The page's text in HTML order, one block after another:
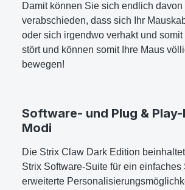
Damit können Sie sich endlich davon
verabschieden, dass sich Ihr
oder sich irgendwo verhakt und
stört und können somit Ihre Maus
bewegen!
Software- und Plug &
Modi
Die Strix Claw Dark Edition
Strix Software-Suite für ein einfaches
erweiterte